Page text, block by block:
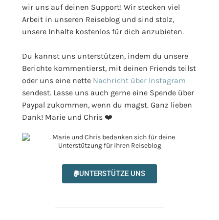
wir uns auf deinen Support! Wir stecken viel
Arbeit in unseren Reiseblog und sind stolz,
unsere Inhalte kostenlos für dich anzubieten.
Du kannst uns unterstützen, indem du unsere
Berichte kommentierst, mit deinen Friends teilst
oder uns eine nette Nachricht über Instagram
sendest. Lasse uns auch gerne eine Spende über
Paypal zukommen, wenn du magst. Ganz lieben
Dank! Marie und Chris ❤️
UNTERSTÜTZE UNS